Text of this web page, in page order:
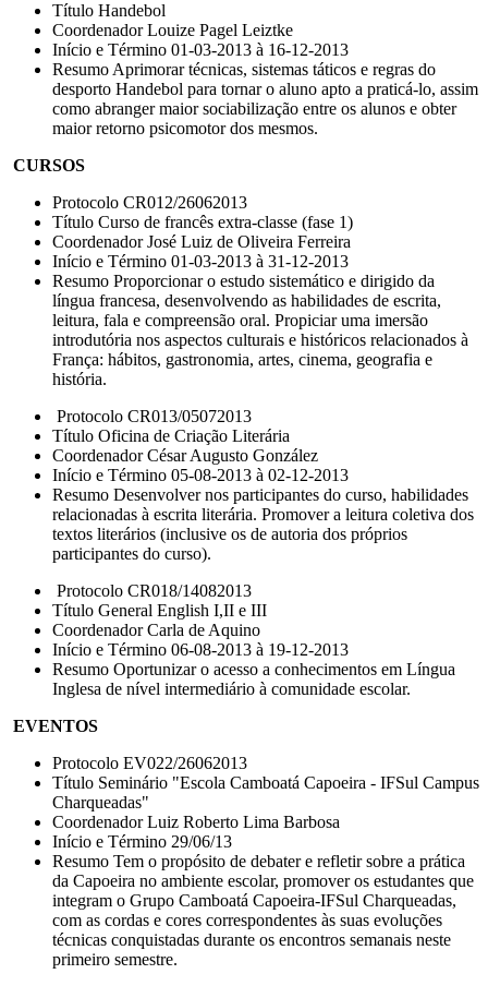
Título Handebol
Coordenador Louize Pagel Leiztke
Início e Término 01-03-2013 à 16-12-2013
Resumo Aprimorar técnicas, sistemas táticos e regras do
desporto Handebol para tornar o aluno apto a praticá-lo, assim
como abranger maior sociabilização entre os alunos e obter
maior retorno psicomotor dos mesmos.
CURSOS
Protocolo CR012/26062013
Título Curso de francês extra-classe (fase 1)
Coordenador José Luiz de Oliveira Ferreira
Início e Término 01-03-2013 à 31-12-2013
Resumo Proporcionar o estudo sistemático e dirigido da
língua francesa, desenvolvendo as habilidades de escrita,
leitura, fala e compreensão oral. Propiciar uma imersão
introdutória nos aspectos culturais e históricos relacionados à
França: hábitos, gastronomia, artes, cinema, geografia e
história.
Protocolo CR013/05072013
Título Oficina de Criação Literária
Coordenador César Augusto González
Início e Término 05-08-2013 à 02-12-2013
Resumo Desenvolver nos participantes do curso, habilidades
relacionadas à escrita literária. Promover a leitura coletiva dos
textos literários (inclusive os de autoria dos próprios
participantes do curso).
Protocolo CR018/14082013
Título General English I,II e III
Coordenador Carla de Aquino
Início e Término 06-08-2013 à 19-12-2013
Resumo Oportunizar o acesso a conhecimentos em Língua
Inglesa de nível intermediário à comunidade escolar.
EVENTOS
Protocolo EV022/26062013
Título Seminário "Escola Camboatá Capoeira - IFSul Campus
Charqueadas"
Coordenador Luiz Roberto Lima Barbosa
Início e Término 29/06/13
Resumo Tem o propósito de debater e refletir sobre a prática
da Capoeira no ambiente escolar, promover os estudantes que
integram o Grupo Camboatá Capoeira-IFSul Charqueadas,
com as cordas e cores correspondentes às suas evoluções
técnicas conquistadas durante os encontros semanais neste
primeiro semestre.